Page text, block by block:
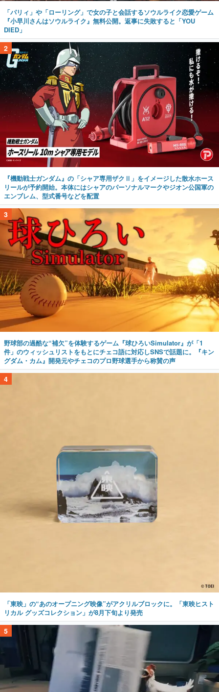
「パリィ」や「ローリング」で女の子と会話するソウルライク恋愛ゲーム
『小早川さんはソウルライク』無料公開。返事に失敗すると「YOU
DIED」
2
『機動戦士ガンダム』の「シャア専用ザクⅡ」をイメージした散水ホース
リールが予約開始。本体にはシャアのパーソナルマークやジオン公国軍の
エンブレム、型式番号などを配置
3
野球部の過酷な“補欠”を体験するゲーム『球ひろいSimulator』が「1
件」のウィッシュリストをもとにチェコ語に対応しSNSで話題に。『キン
グダム・カム』開発元やチェコのプロ野球選手から称賛の声
4
「東映」の“あのオープニング映像”がアクリルブロックに。「東映ヒスト
リカル グッズコレクション」が8月下旬より発売
5